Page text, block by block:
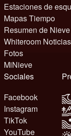
Estaciones de
Mapas Tiempo
Resumen de Nieve
Whiteroom Noticias
Fotos
MiNieve
Sociales
Facebook
Instagram
TikTok
YouTube